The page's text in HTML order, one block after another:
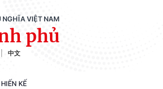
NGHĨA VIỆT NAM
phủ
中文
KẾ